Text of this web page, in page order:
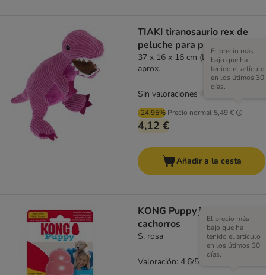
TIAKI tiranosaurio rex de
peluche para perros
37 x 16 x 16 cm (L x An x Al)
aprox.
-24.95% Precio normal5,49 €
El precio más
bajo que ha
tenido el artículo
en los útimos 30
días.
4,12 €
Sin valoraciones
Añadir a la cesta
KONG Puppy juguete para
cachorros
S, rosa
El precio más
bajo que ha
tenido el artículo
en los útimos 30
días.
Valoración: 4.6/5